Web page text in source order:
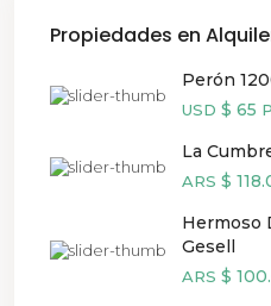
Propiedades en
Perón
USD $ 65
La
ARS $
Hermoso
Gesell
ARS $